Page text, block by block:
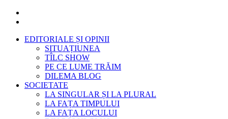
EDITORIALE ȘI OPINII
SITUAȚIUNEA
TÎLC SHOW
PE CE LUME TRĂIM
DILEMA BLOG
SOCIETATE
LA SINGULAR ȘI LA PLURAL
LA FAȚA TIMPULUI
LA FAȚA LOCULUI